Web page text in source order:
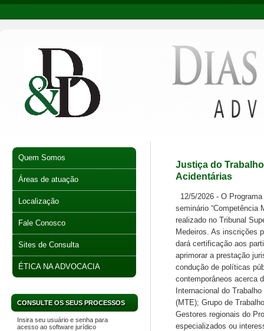
Quem Somos
Áreas de atuação
Localização
Fale Conosco
Sites de Consulta
ÉTICA NA ADVOCACIA
CONSULTE OS SEUS PROCESSOS
Insira seu usuário e senha para
acesso ao software jurídico
Justiça do
Acidentárias
12/5/2026 - O
seminário “Competência
realizado no Tribunal
Medeiros. As inscrições
dará certificação aos
aprimorar a prestação
condução de políticas
contemporâneos acerca
Internacional do
(MTE); Grupo de
Gestores regionais do
especializados ou